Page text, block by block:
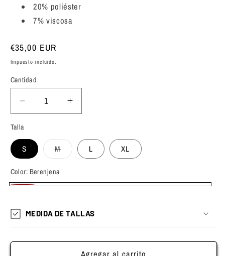
20% poliéster
7% viscosa
Precio
habitual
€35,00 EUR
Impuesto incluido.
Cantidad
Reducir
cantidad
para
Mujer
De
Sudadera
Burdeos
Aumentar
cantidad
Mujer
De
Burdeos
Talla
S M
Variante
o
disponible
L XL
Color: Berenjena
MEDIDA DE TALLAS